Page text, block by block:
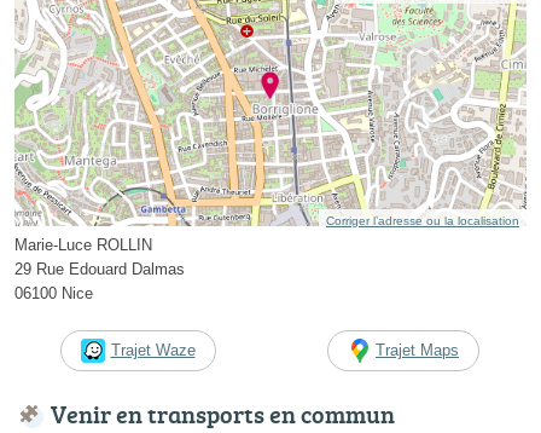
Corriger l’adresse ou la localisation
Marie-Luce ROLLIN
29 Rue Edouard Dalmas
06100 Nice
Trajet Waze Trajet Maps
Venir en transports en commun